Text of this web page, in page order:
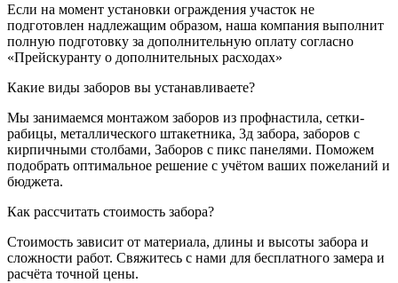
Если на момент установки ограждения участок не
подготовлен надлежащим образом, наша компания выполнит
полную подготовку за дополнительную оплату согласно
«Прейскуранту о дополнительных расходах»
Какие виды заборов вы устанавливаете?
Мы занимаемся монтажом заборов из профнастила, сетки-
рабицы, металлического штакетника, 3д забора, заборов с
кирпичными столбами, Заборов с пикс панелями. Поможем
подобрать оптимальное решение с учётом ваших пожеланий и
бюджета.
Как рассчитать стоимость забора?
Стоимость зависит от материала, длины и высоты забора и
сложности работ. Свяжитесь с нами для бесплатного замера и
расчёта точной цены.